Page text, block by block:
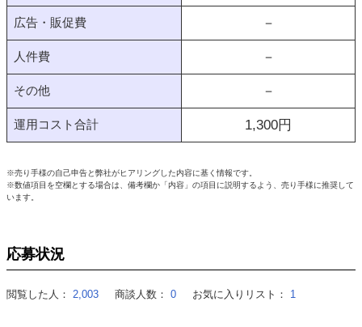
広告・販促費 －
人件費 －
その他 －
運用コスト合計 1,300円
※売り手様の自己申告と弊社がヒアリングした内容に基く情報です。
※数値項目を空欄とする場合は、備考欄か「内容」の項目に説明するよう、売り手様に推奨して
います。
応募状況
閲覧した人： 2,003 商談人数： 0 お気に入りリスト： 1